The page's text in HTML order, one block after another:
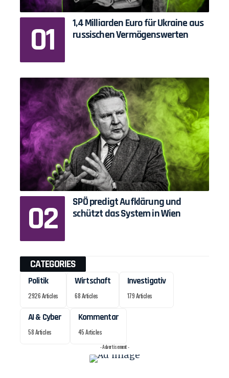
1,4 Milliarden Euro für Ukraine aus
russischen Vermögenswerten
SPÖ predigt Aufklärung und
schützt das System in Wien
CATEGORIES
Politik
2926 Articles
Wirtschaft
68 Articles
Investigativ
179 Articles
AI & Cyber
58 Articles
Kommentar
45 Articles
- Advertisement -